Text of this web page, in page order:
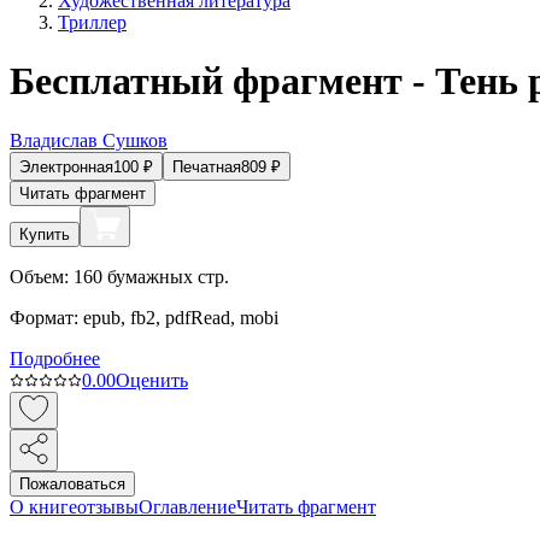
Триллер
Бесплатный фрагмент - Тень
Владислав Сушков
Электронная100 ₽ Печатная809 ₽
Читать фрагмент
Купить
Объем: 160 бумажных стр.
Формат: epub, fb2, pdfRead, mobi
Подробнее
0.00Оценить
Пожаловаться
О книгеотзывыОглавлениеЧитать фрагмент